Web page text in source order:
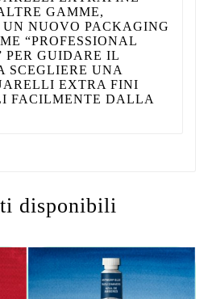
GAMME,
NUOVO PACKAGING
“PROFESSIONAL
PER GUIDARE IL
SCEGLIERE UNA
EXTRA FINI
FACILMENTE DALLA
disponibili